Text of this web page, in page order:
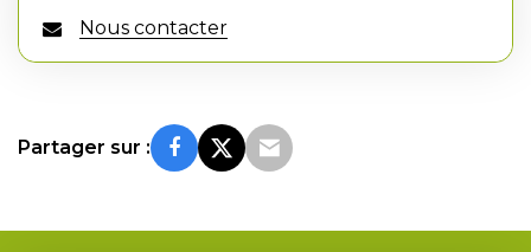
Nous contacter
Partager sur :